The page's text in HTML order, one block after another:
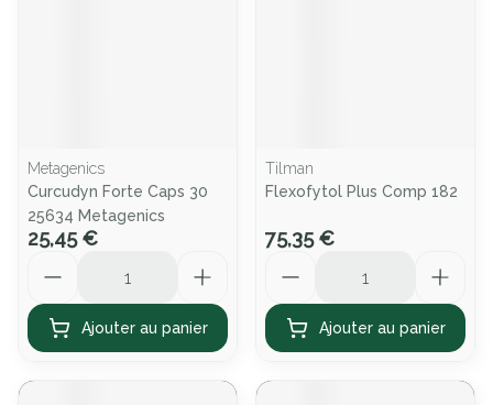
Metagenics
Curcudyn Forte Caps 30
25634 Metagenics
25,45 €
Ajouter au panier
Tilman
Flexofytol Plus Comp 182
75,35 €
Ajouter au panier